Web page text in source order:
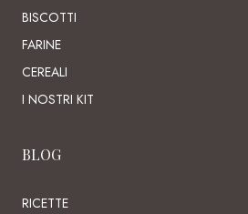
BISCOTTI
FARINE
CEREALI
I NOSTRI KIT
BLOG
RICETTE